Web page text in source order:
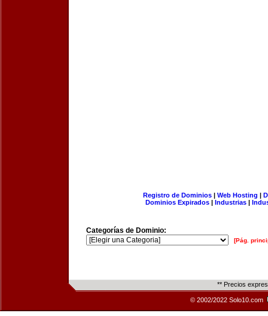
Registro de Dominios| Web Hosting |
Dominios Expirados | Industrias |
Categorías de Dominio:
[Pág.
** Precios
© 2002/2022 Solo10.com